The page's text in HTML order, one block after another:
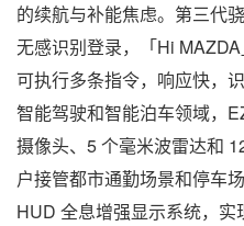
的续航与补能焦虑。第三代
无感识别登录，「Hi
可执行多条指令，响应快，
智能驾驶和智能泊车领域，
摄像头、5 个毫米波雷达和
户接管都市通勤场景和停车
HUD 全息增强显示系统，